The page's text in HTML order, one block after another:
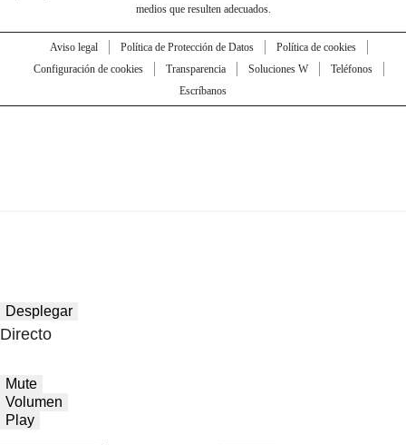
medios que resulten adecuados.
Aviso legal Política de Protección de Datos
Política de cookies
Configuración de cookies
Transparencia Soluciones W
Teléfonos
Escríbanos
Desplegar
Directo
Mute
Volumen
Play